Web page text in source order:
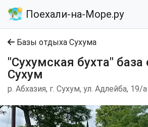
Поехали-на-Море.ру
Базы отдыха Сухума
"Сухумская бухта"
Сухум
р. Абхазия, г. Сухум, ул. Адлейба, 19/а